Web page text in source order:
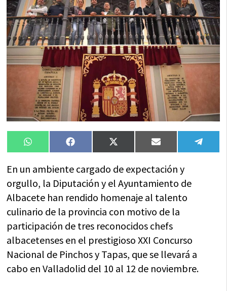
Compartir
en
WhatsAppCompartir
en
FacebookCompartir
en
X
(Twitter)
Compartir
en
Email
en
En un ambiente cargado de expectación y
orgullo, la Diputación y el Ayuntamiento de
Albacete han rendido homenaje al talento
culinario de la provincia con motivo de la
participación de tres reconocidos chefs
albacetenses en el prestigioso XXI Concurso
Nacional de Pinchos y Tapas, que se llevará a
cabo en Valladolid del 10 al 12 de noviembre.